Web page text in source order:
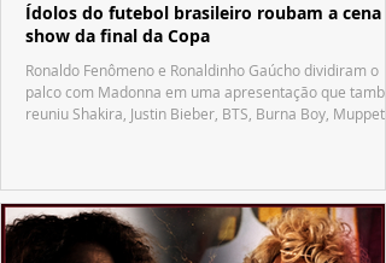
Ídolos do futebol brasileiro roubam a cena
show da final da Copa
Ronaldo Fenômeno e Ronaldinho Gaúcho dividiram o
palco com Madonna em uma apresentação que
reuniu Shakira, Justin Bieber, BTS, Burna Boy, Muppets,